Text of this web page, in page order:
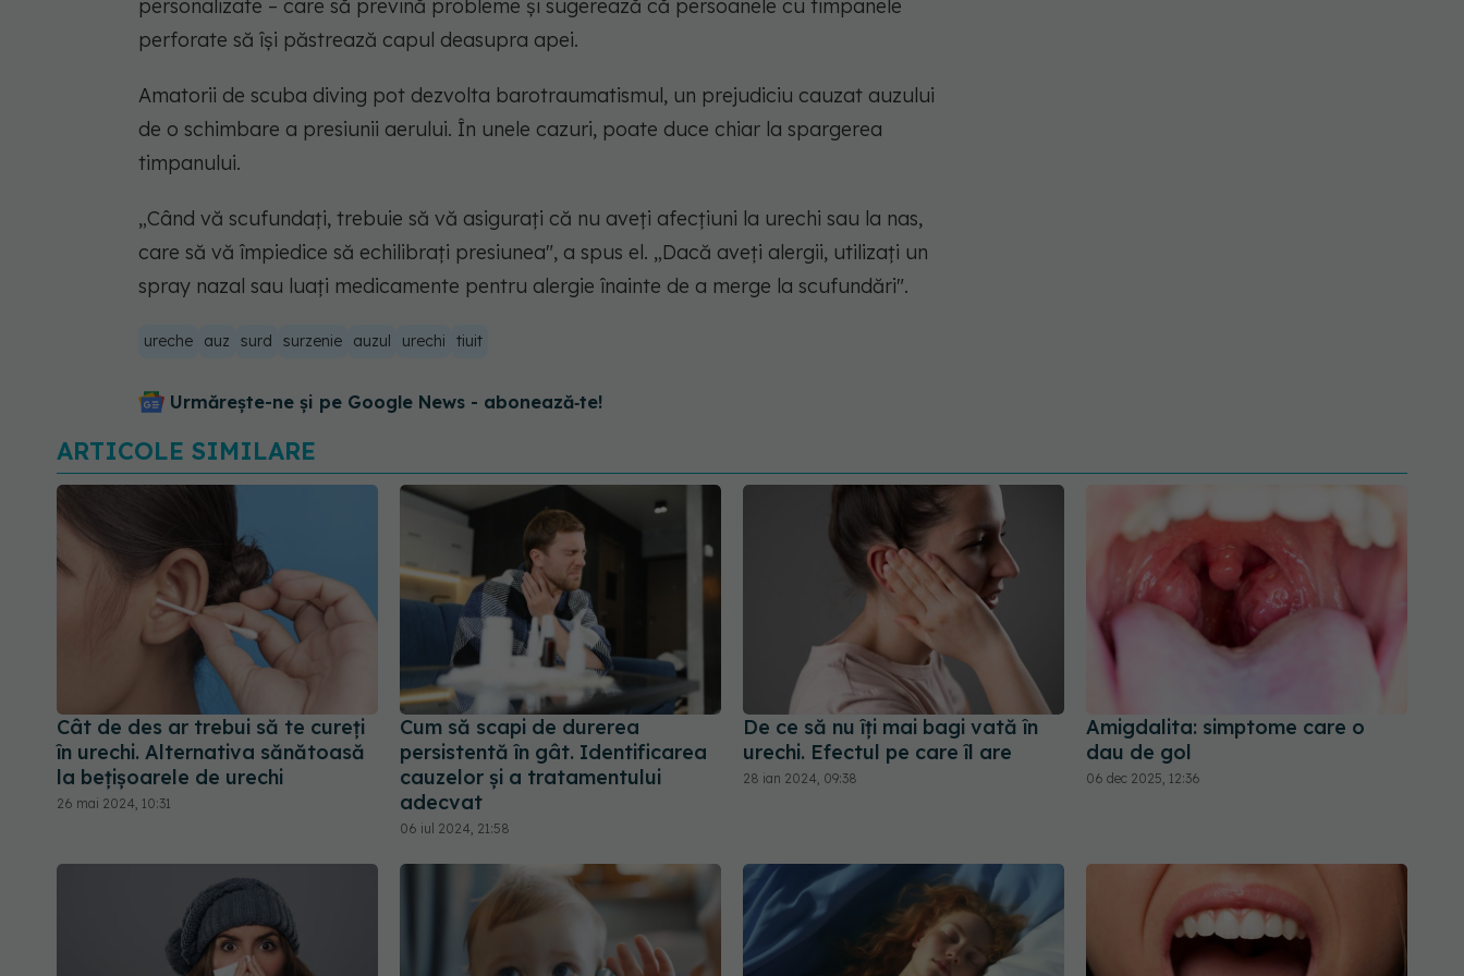
personalizate – care să prevină probleme și sugerează că persoanele cu timpanele
perforate să își păstrează capul deasupra apei.
Amatorii de scuba diving pot dezvolta barotraumatismul, un prejudiciu cauzat auzului
de o schimbare a presiunii aerului. În unele cazuri, poate duce chiar la spargerea
timpanului.
„Când vă scufundați, trebuie să vă asigurați că nu aveți afecțiuni la urechi sau la nas,
care să vă împiedice să echilibrați presiunea", a spus el. „Dacă aveți alergii, utilizați un
spray nazal sau luați medicamente pentru alergie înainte de a merge la scufundări".
ureche auz surd surzenie auzul urechi tiuit
Urmărește-ne și pe Google News - abonează‑te!
ARTICOLE SIMILARE
Cât de des ar trebui să te cureți
în urechi. Alternativa sănătoasă
la bețișoarele de urechi
26 mai 2024, 10:31
Cum să scapi de durerea
persistentă în gât. Identificarea
cauzelor și a tratamentului
adecvat
06 iul 2024, 21:58
De ce să nu îți mai bagi vată în
urechi. Efectul pe care îl are
28 ian 2024, 09:38
Amigdalita: simptome care o
dau de gol
06 dec 2025, 12:36